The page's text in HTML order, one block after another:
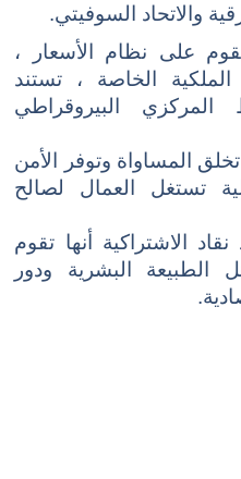
والاتحاد السوفيتي.
على نظام الأسعار ،
الخاصة ، تستند
المركزي البيروقراطي
تخلق المساواة وتوفر الأمن
تستغل العمال لصالح
الاشتراكية أنها تقوم
الطبيعة البشرية ودور